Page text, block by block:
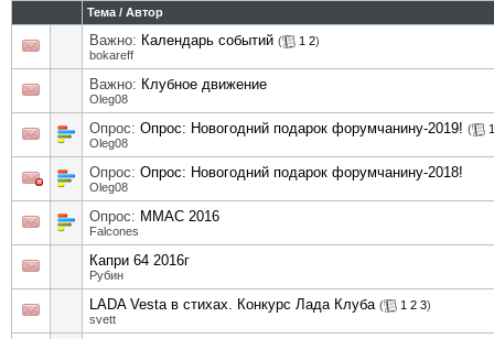
Тема / Автор
Важно: Календарь событий ( 1 2)
bokareff
Важно: Клубное движение
Oleg08
Опрос: Опрос: Новогодний подарок форумчанину-2019! (
1
Oleg08
Опрос: Опрос: Новогодний подарок форумчанину-2018!
Oleg08
Опрос: ММАС 2016
Falcones
Капри 64 2016г
Рубин
LADA Vesta в стихах. Конкурс Лада Клуба ( 1 2 3)
svett